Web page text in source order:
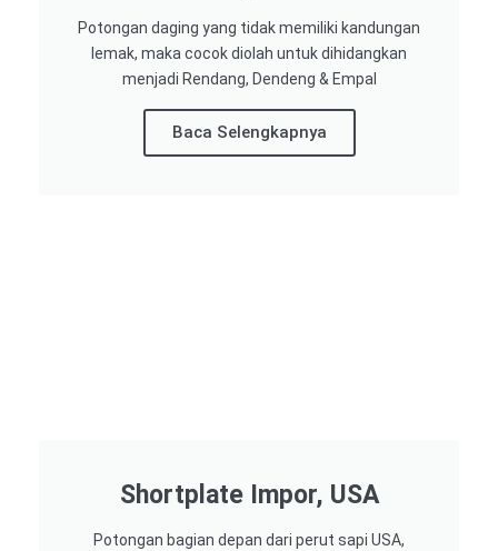
Potongan daging yang tidak memiliki kandungan
lemak, maka cocok diolah untuk dihidangkan
menjadi Rendang, Dendeng & Empal
Baca Selengkapnya
Shortplate Impor, USA
Potongan bagian depan dari perut sapi USA,